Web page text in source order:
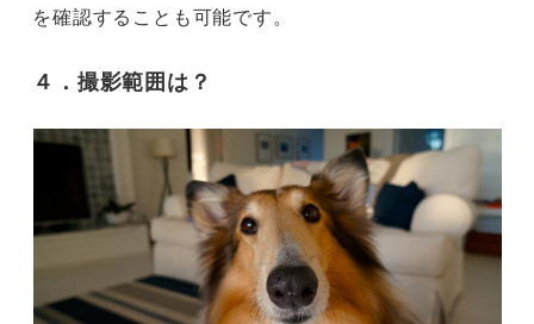
を確認することも可能です。
４． 撮影範囲は？